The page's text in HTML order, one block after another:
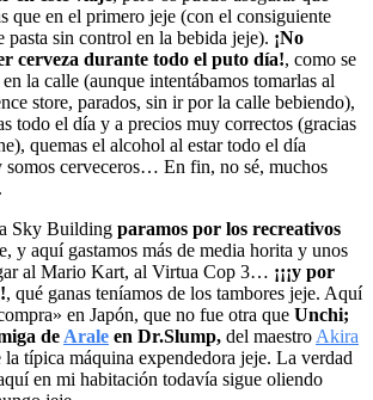
que en el primero jeje (con el consiguiente
pasta sin control en la bebida jeje). ¡No
cerveza durante todo el puto día!, como se
la calle (aunque intentábamos tomarlas al
store, parados, sin ir por la calle bebiendo),
todo el día y a precios muy correctos (gracias
quemas el alcohol al estar todo el día
somos cerveceros… En fin, no sé, muchos
Sky Building paramos por los recreativos
y aquí gastamos más de media horita y unos
al Mario Kart, al Virtua Cop 3… ¡¡¡y por
, qué ganas teníamos de los tambores jeje. Aquí
en Japón, que no fue otra que Unchi;
de Arale en Dr.Slump, del maestro Akira
la típica máquina expendedora jeje. La verdad
en mi habitación todavía sigue oliendo